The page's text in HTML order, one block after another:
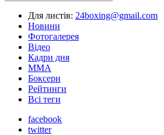
Для листів: 24boxing@gmail.com
Новини
Фотогалерея
Відео
Кадри дня
ММА
Боксери
Рейтинги
Всі теги
facebook
twitter